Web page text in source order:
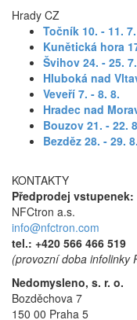
Hrady CZ
Točník 10. - 11. 7.
Kunětická hora
Švihov 24. - 25. 7.
Hluboká nad
Veveří 7. - 8. 8.
Hradec nad
Bouzov 21. - 22.
Bezděz 28. - 29. 8.
KONTAKTY
Předprodej vstupenek:
NFCtron a.s.
info@nfctron.com
tel.: +420 566 466 519
(provozní doba infolinky
Nedomysleno, s. r. o.
Bozděchova 7
150 00 Praha 5